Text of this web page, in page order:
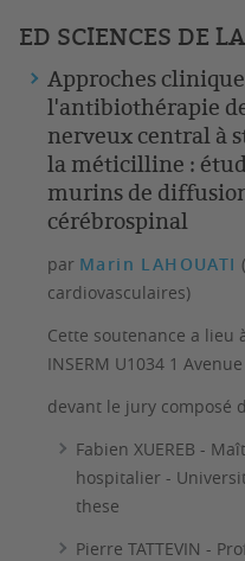
ED SCIENCES DE
Approches
l'antibiothérapie
nerveux central à
la méticilline :
murins de
cérébrospinal
par Marin LAHOUATI
cardiovasculaires)
Cette soutenance a lieu
INSERM U1034 1
devant le jury composé
Fabien XUEREB -
hospitalier -
these
Pierre TATTEVIN -